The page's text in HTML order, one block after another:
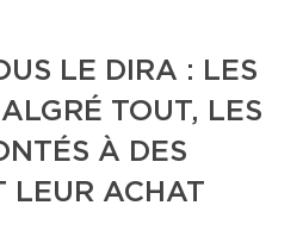
LE DIRA : LES
TOUT, LES
À DES
LEUR ACHAT